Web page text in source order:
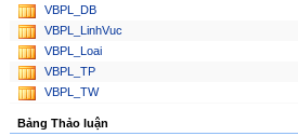
VBPL_DB
VBPL_LinhVuc
VBPL_Loai
VBPL_TP
VBPL_TW
Bảng Thảo luận